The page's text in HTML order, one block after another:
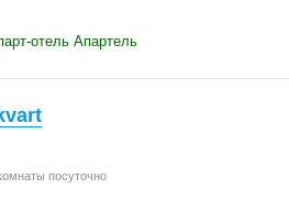
отель Апартель
посуточно